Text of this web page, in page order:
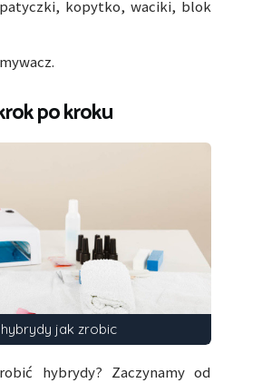
patyczki, kopytko, waciki, blok
po kroku
hybrydy jak zrobic
hybrydy? Zaczynamy od